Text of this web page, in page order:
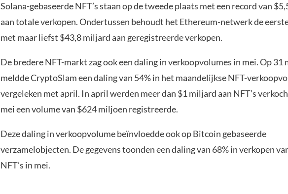
Solana-gebaseerde NFT’s staan op de tweede plaats met een record van
aan totale verkopen. Ondertussen behoudt het Ethereum-netwerk de
met maar liefst $43,8 miljard aan geregistreerde verkopen.
De bredere NFT-markt zag ook een daling in verkoopvolumes in mei. Op 31
meldde CryptoSlam een daling van 54% in het maandelijkse NFT-
vergeleken met april. In april werden meer dan $1 miljard aan NFT’s
mei een volume van $624 miljoen registreerde.
Deze daling in verkoopvolume beïnvloedde ook op Bitcoin gebaseerde
verzamelobjecten. De gegevens toonden een daling van 68% in verkopen
NFT’s in mei.